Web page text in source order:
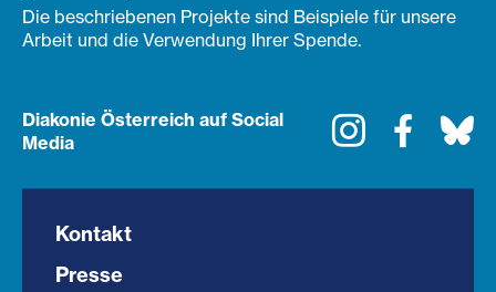
Die beschriebenen Projekte sind Beispiele für unsere
Arbeit und die Verwendung Ihrer Spende.
Diakonie Österreich auf Social
Media
Instagram
Kontakt
Presse